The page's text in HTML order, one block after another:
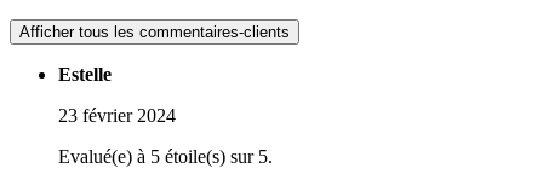
Afficher tous les commentaires-clients
Estelle
23 février 2024
Evalué(e) à 5 étoile(s) sur 5.